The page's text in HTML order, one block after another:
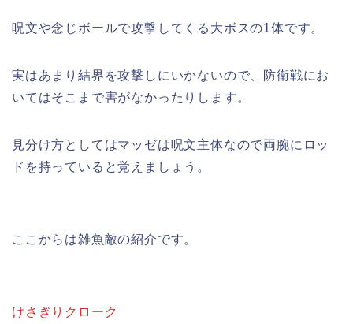
呪文や念じボールで攻撃してくる大ボスの1体です。
実はあまり結界を攻撃しにいかないので、防衛戦にお
いてはそこまで害がなかったりします。
見分け方としてはマッゼは呪文主体なので両腕にロッ
ドを持っていると覚えましょう。
ここからは雑魚敵の紹介です。
けさぎりクローク